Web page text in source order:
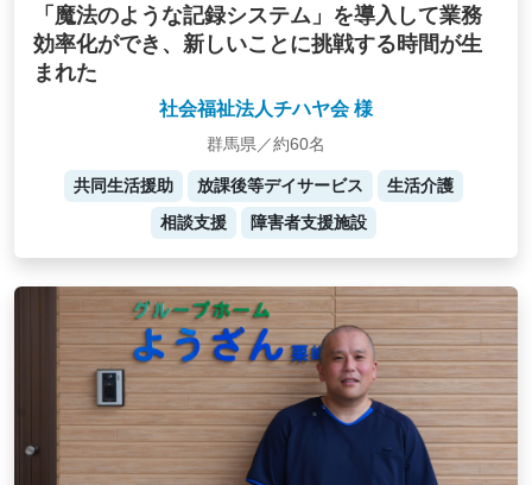
「魔法のような記録システム」を導入して業務
効率化ができ、新しいことに挑戦する時間が生
まれた
社会福祉法人チハヤ会 様
群馬県／約60名
共同生活援助 放課後等デイサービス
生活介護
相談支援
障害者支援施設